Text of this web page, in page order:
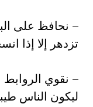
– نحافظ على
تزدهر إلا إذا
– نقوي الروابط
ليكون الناس